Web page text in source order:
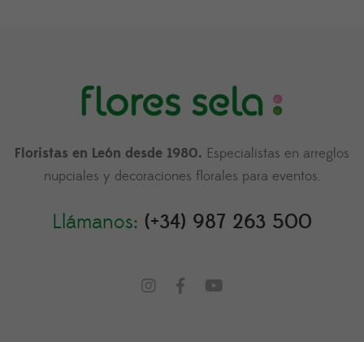
Floristas en León desde 1980. Especialistas en arreglos
nupciales y decoraciones florales para eventos.
Llámanos: (+34) 987 263 500